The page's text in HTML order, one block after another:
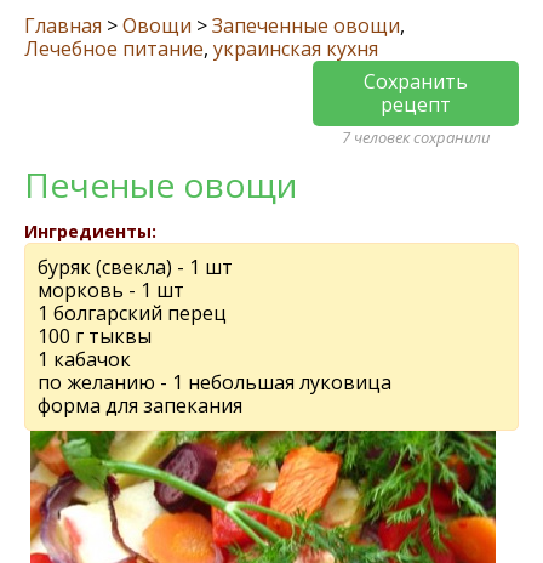
Главная >Овощи >Запеченные овощи,
Лечебное питание, украинская кухня
Сохранить
рецепт
7 человек сохранили
Печеные овощи
Ингредиенты:
буряк (свекла) - 1 шт
морковь - 1 шт
1 болгарский перец
100 г тыквы
1 кабачок
по желанию - 1 небольшая луковица
форма для запекания